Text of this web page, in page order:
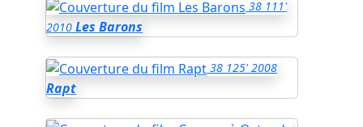
38 111'
2010 Les Barons
38 125' 2008
Rapt